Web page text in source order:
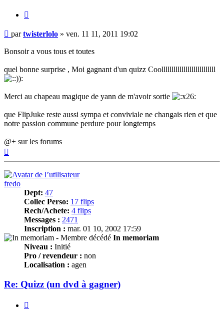
Message
partwisterlolo » ven. 11 11, 2011 19:02
Bonsoir a vous tous et toutes
quel bonne surprise , Moi gagnant d'un quizz Coolllllllllllllllllllllllllll
Merci au chapeau magique de yann de m'avoir sortie
que FlipJuke reste aussi sympa et conviviale ne changais rien et que
notre passion commune perdure pour longtemps
@+ sur les forums
fredo
Dept: 47
Collec Perso: 17 flips
Rech/Achete: 4 flips
Messages : 2471
Inscription : mar. 01 10, 2002 17:59
In memoriam
Niveau : Initié
Pro / revendeur : non
Localisation : agen
Re: Quizz (un dvd à gagner)